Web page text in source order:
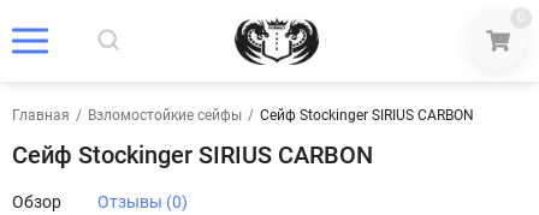
0
Главная / Взломостойкие сейфы / Сейф Stockinger SIRIUS CARBON
Сейф Stockinger SIRIUS CARBON
Обзор Отзывы (0)